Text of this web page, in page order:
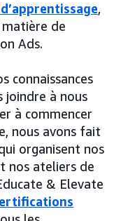
,
de
Ads.
connaissances
joindre à nous
à commencer
nous avons fait
organisent nos
nos ateliers de
& Elevate